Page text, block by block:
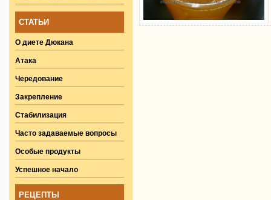
СТАТЬИ
О диете Дюкана
Атака
Чередование
Закрепление
Стабилизация
Часто задаваемые вопросы
Особые продукты
Успешное начало
РЕЦЕПТЫ